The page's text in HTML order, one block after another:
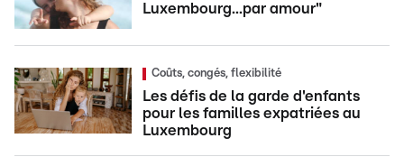
Luxembourg...par amour"
Coûts, congés, flexibilité
Les défis de la garde d'enfants
pour les familles expatriées au
Luxembourg